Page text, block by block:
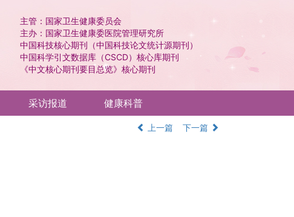
主管：国家卫生健康委员会
主办：国家卫生健康委医院管理研究所
中国科技核心期刊（中国科技论文统计源期刊）
中国科学引文数据库（CSCD）核心库期刊
《中文核心期刊要目总览》核心期刊
采访报道 健康科普
上一篇 下一篇